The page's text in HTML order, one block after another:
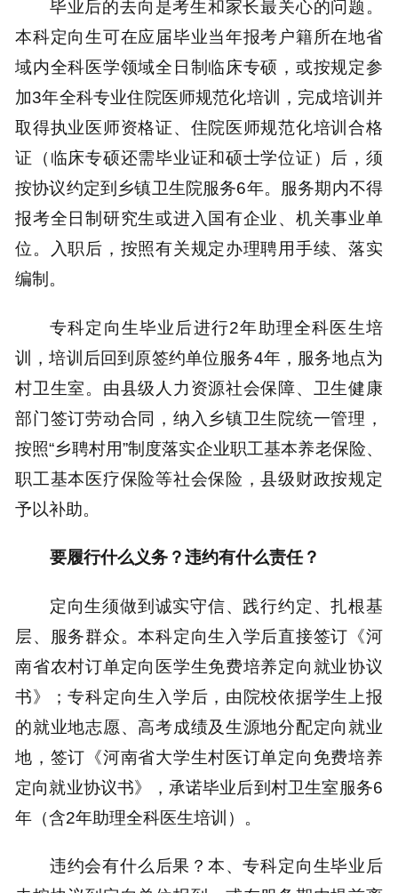
毕业后的去向是考生和家长最关心的问题。
本科定向生可在应届毕业当年报考户籍所在地省
域内全科医学领域全日制临床专硕，或按规定参
加3年全科专业住院医师规范化培训，完成培训并
取得执业医师资格证、住院医师规范化培训合格
证（临床专硕还需毕业证和硕士学位证）后，须
按协议约定到乡镇卫生院服务6年。服务期内不得
报考全日制研究生或进入国有企业、机关事业单
位。入职后，按照有关规定办理聘用手续、落实
编制。
专科定向生毕业后进行2年助理全科医生培
训，培训后回到原签约单位服务4年，服务地点为
村卫生室。由县级人力资源社会保障、卫生健康
部门签订劳动合同，纳入乡镇卫生院统一管理，
按照“乡聘村用”制度落实企业职工基本养老保险、
职工基本医疗保险等社会保险，县级财政按规定
予以补助。
要履行什么义务？违约有什么责任？
定向生须做到诚实守信、践行约定、扎根基
层、服务群众。本科定向生入学后直接签订《河
南省农村订单定向医学生免费培养定向就业协议
书》；专科定向生入学后，由院校依据学生上报
的就业地志愿、高考成绩及生源地分配定向就业
地，签订《河南省大学生村医订单定向免费培养
定向就业协议书》，承诺毕业后到村卫生室服务6
年（含2年助理全科医生培训）。
违约会有什么后果？本、专科定向生毕业后